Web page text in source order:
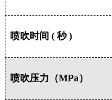
喷吹时间 ( 秒 )
喷吹压力（MPa）